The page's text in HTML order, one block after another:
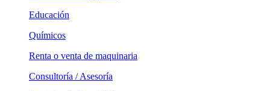
Educación
Químicos
Renta o venta de maquinaria
Consultoría / Asesoría